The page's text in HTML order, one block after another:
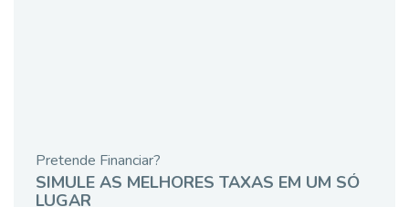
Pretende Financiar?
SIMULE AS MELHORES TAXAS EM UM SÓ
LUGAR